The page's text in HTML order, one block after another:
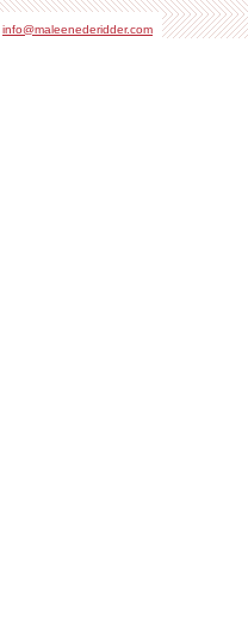
info@maleenederidder.com